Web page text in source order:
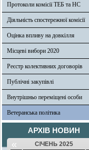
Протоколи комісії ТЕБ та НС
Діяльність спостережної комісії
Оцінка впливу на довкілля
Місцеві вибори 2020
Реєстр колективних договорів
Публічні закупівлі
Внутрішньо переміщені особи
Ветеранська політика
АРХІВ НОВИН
« СІЧЕНЬ 2025